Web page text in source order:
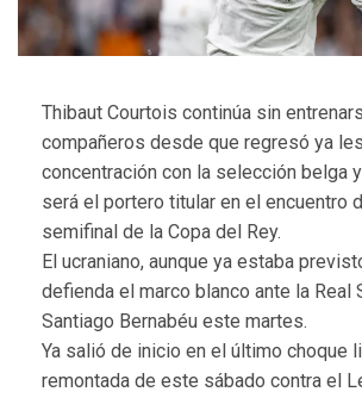
Thibaut Courtois continúa sin
compañeros desde que regresó ya
concentración con la selección belga
será el portero titular en el encuentro
semifinal de la Copa del Rey.
El ucraniano, aunque ya estaba
defienda el marco blanco ante la Real
Santiago Bernabéu este martes.
Ya salió de inicio en el último choque
remontada de este sábado contra el